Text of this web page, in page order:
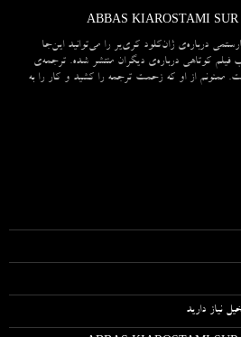
ABBAS KIAROSTAMI
درباره‌ی ژان‌کلود کری‌یر را می‌توانید این‌جا
فیلم کوتاهی درباره‌ی دیگران منتشر شده. ترجمه‌ی
ممنونم از او که زحمت ترجمه را کشید و کار را به
نیاز دارید